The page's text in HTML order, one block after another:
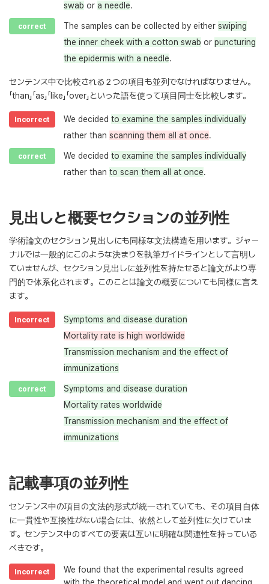
swab or a needle.
correct The samples can be collected by either swiping
the inner cheek with a cotton swab or puncturing
the epidermis with a needle.
センテンス中で比較される２つの項目も並列でなければなりません。
「than」「as」「like」「over」といった語を使って項目同士を比較します。
Incorrect We decided to examine the samples individually
rather than scanning them all at once.
correct We decided to examine the samples individually
rather than to scan them all at once.
見出しと概要セクションの並列性
学術論文のセクション見出しにも同様な文法構造を用います。ジャー
ナルでは一般的にこのような決まりを執筆ガイドラインとして言明し
ていませんが、セクション見出しに並列性を持たせると論文がより専
門的で体系化されます。このことは論文の概要についても同様に言え
ます。
Incorrect
Symptoms and disease duration
Mortality rate is high worldwide
Transmission mechanism and the effect of
immunizations
correct
Symptoms and disease duration
Mortality rates worldwide
Transmission mechanism and the effect of
immunizations
記載事項の並列性
センテンス中の項目の文法的形式が統一されていても、その項目自体
に一貫性や互換性がない場合には、依然として並列性に欠けていま
す。センテンス中のすべての要素は互いに明確な関連性を持っている
べきです。
Incorrect
We found that the experimental results agreed
with the theoretical model and went out dancing